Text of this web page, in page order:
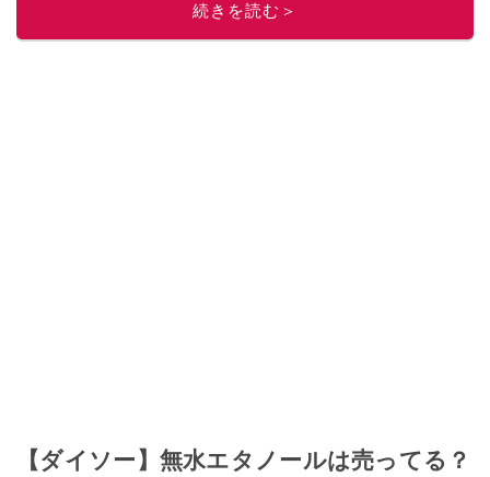
続きを読む＞
【ダイソー】無水エタノールは売ってる？